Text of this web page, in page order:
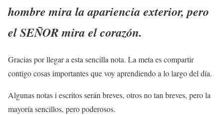
hombre mira la apariencia exterior, pero
el SEÑOR mira el corazón.
Gracias por llegar a esta sencilla nota. La meta es compartir
contigo cosas importantes que voy aprendiendo a lo largo del día.
Algunas notas i escritos serán breves, otros no tan breves, pero la
mayoría sencillos, pero poderosos.